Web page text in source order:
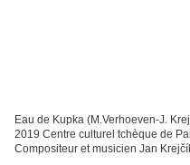
Eau de Kupka (M.Verhoeven-J.
2019 Centre culturel tchèque de
Compositeur et musicien Jan